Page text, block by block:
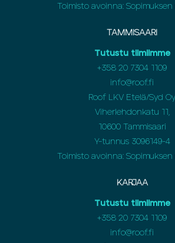
Toimisto avoinna: Sopimuksen
TAMMISAARI
Tutustu tiimiimme
+358 20 7304 1109
info@roof.fi
Roof LKV Etelä/Syd Oy
Viherlehdonkatu 11,
10600 Tammisaari
Y-tunnus 3096149-4
Toimisto avoinna: Sopimuksen
KARJAA
Tutustu tiimiimme
+358 20 7304 1109
info@roof.fi